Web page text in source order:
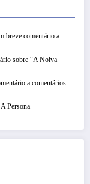
breve comentário a
sobre “A Noiva
a comentários
Persona